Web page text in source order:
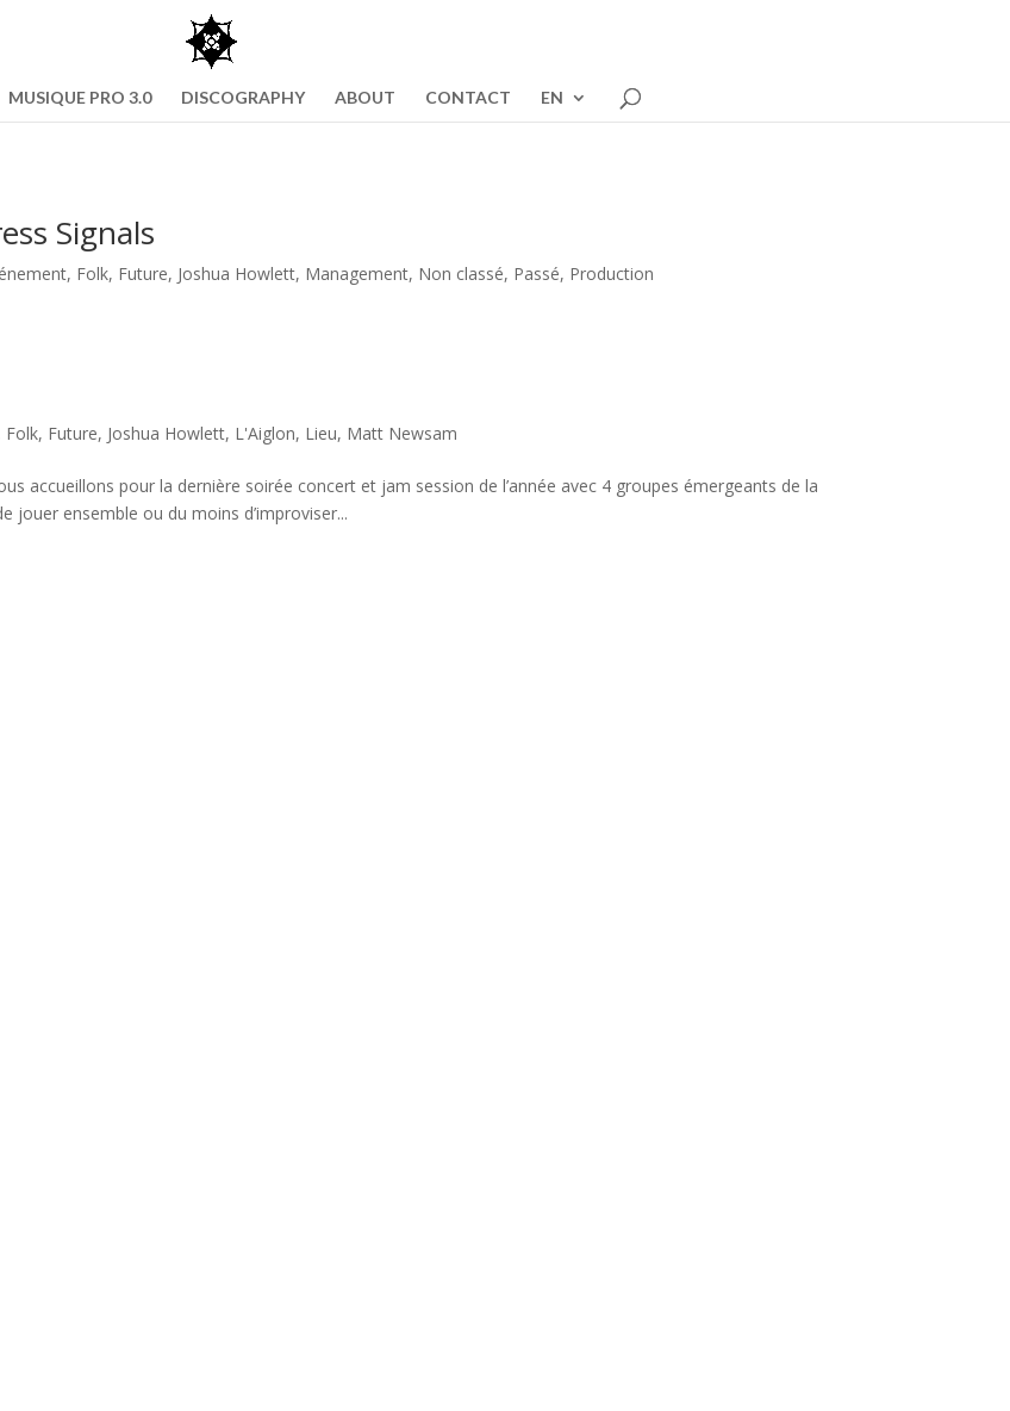
MUSIQUE PRO 3.0 DISCOGRAPHY ABOUT CONTACT EN
Signals
, Folk, Future, Joshua Howlett, Management, Non classé, Passé, Production
Folk, Future, Joshua Howlett, L'Aiglon, Lieu, Matt Newsam
accueillons pour la dernière soirée concert et jam session de l’année avec 4 groupes émergeants de la
jouer ensemble ou du moins d’improviser...